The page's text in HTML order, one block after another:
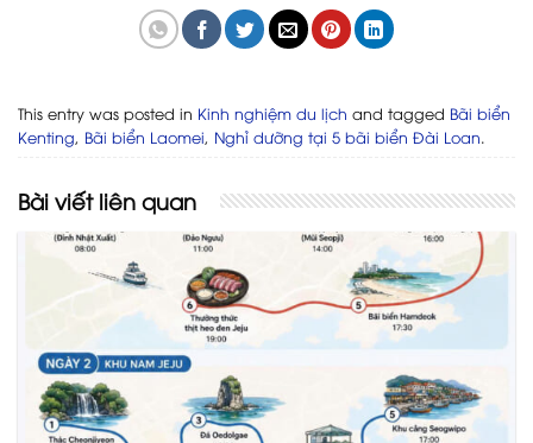
This entry was posted in Kinh nghiệm du lịch and tagged Bãi biển
Kenting, Bãi biển Laomei, Nghỉ dưỡng tại 5 bãi biển Đài Loan.
Bài viết liên quan